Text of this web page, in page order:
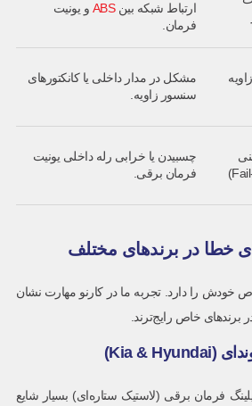
ارتباط شبکه بینABS و یونیت
فرمان.
مشکل در مدار داخلی یا کانکتورهای
سنسور زاویه.
چسبیدن یا خرابی رله داخلی یونیت
فرمان برقی.
خطا در برندهای مختلف
را دارد. تجربه ما در کارنو مهارت نشان
خاص رایج‌ترند.
فرمان برقی (لاستیک ستاره‌ای) بسیار شایع